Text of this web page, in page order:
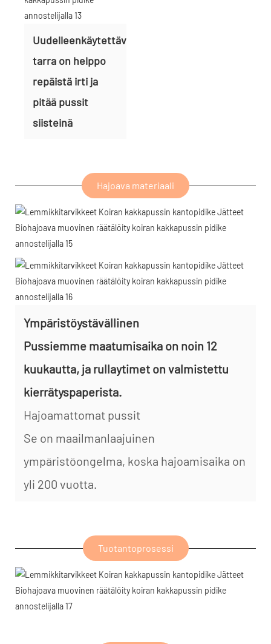
Uudelleenkäytettävä
tarra on helppo
repäistä irti ja
pitää pussit
siisteinä
Hajoava materiaali
Ympäristöystävällinen
Pussiemme maatumisaika on noin 12
kuukautta, ja rullaytimet on valmistettu
kierrätyspaperista.
Hajoamattomat pussit
Se on maailmanlaajuinen
ympäristöongelma, koska hajoamisaika on
yli 200 vuotta.
Tuotantoprosessi